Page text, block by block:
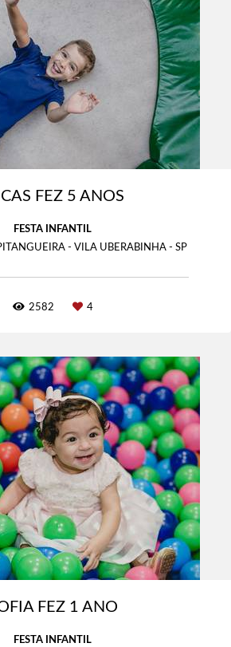
FEZ 5 ANOS
FESTA INFANTIL
- VILA UBERABINHA - SP
2582 4
FEZ 1 ANO
FESTA INFANTIL